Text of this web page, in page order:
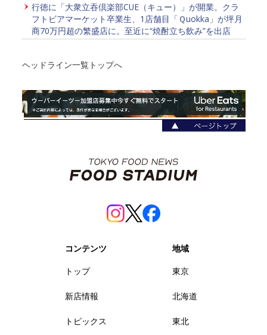
行徳に「大衆立吞倶楽部CUE（キュー）」が開業。クラ
フトビアマーケット卒業生、1店舗目「Ｑuokka」が坪月
商70万円超の繁盛店に。至近に“焼酎立ち飲み”を出店
ヘッドライン一覧トップへ
コンテンツ
トップ
新店情報
トピックス
地域
東京
北海道
東北